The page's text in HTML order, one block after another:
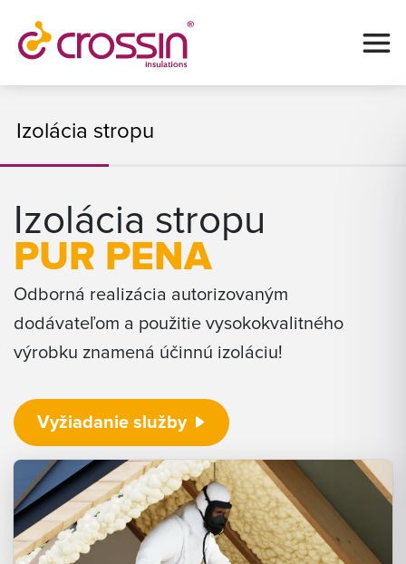
Izolácia stropu
Izolácia stropu
PUR PENA
Odborná realizácia autorizovaným
dodávateľom a použitie vysokokvalitného
výrobku znamená účinnú izoláciu!
Vyžiadanie služby